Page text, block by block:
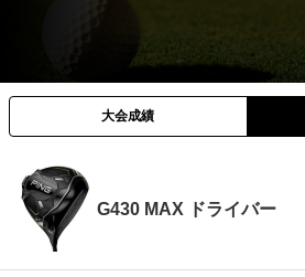
大会成績
G430 MAX ドライバー